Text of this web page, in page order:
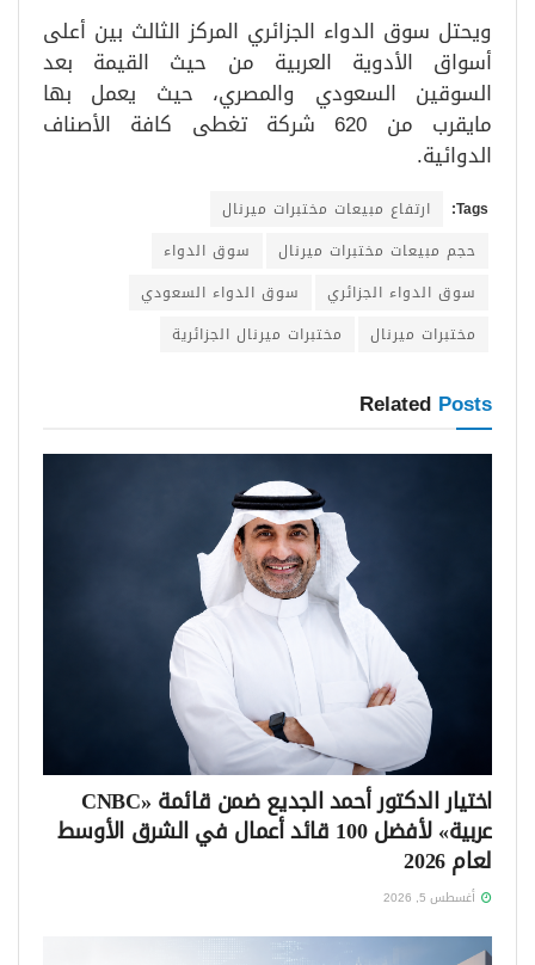
ويحتل سوق الدواء الجزائري المركز الثالث بين أعلى
أسواق الأدوية العربية من حيث القيمة بعد
السوقين السعودي والمصري، حيث يعمل بها
مايقرب من 620 شركة تغطى كافة الأصناف
الدوائية.
Tags:
ارتفاع مبيعات مختبرات ميرنال
حجم مبيعات مختبرات ميرنال
سوق الدواء
سوق الدواء الجزائري
سوق الدواء السعودي
مختبرات ميرنال
مختبرات ميرنال الجزائرية
Related Posts
اختيار الدكتور أحمد الجديع ضمن قائمة «CNBC
عربية» لأفضل 100 قائد أعمال في الشرق الأوسط
لعام 2026
أغسطس 5, 2026